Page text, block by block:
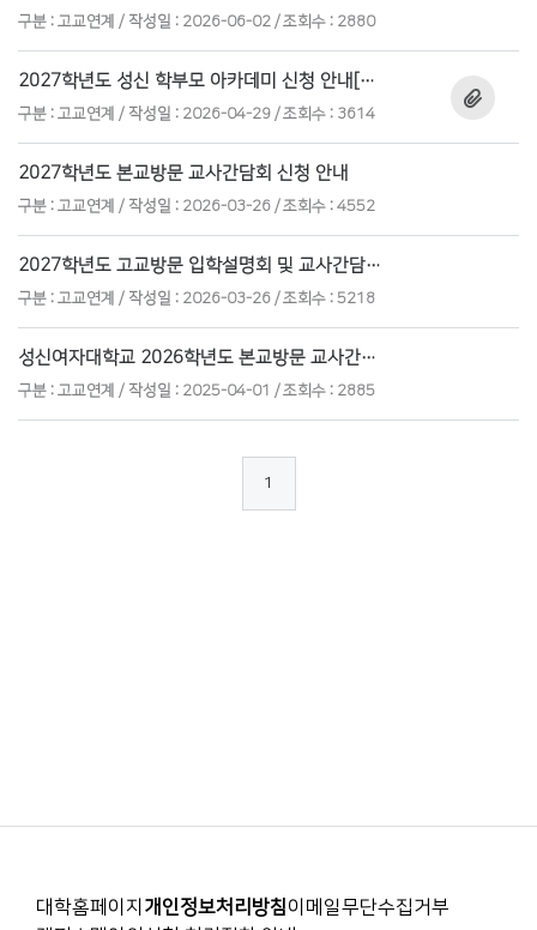
구분 : 고교연계 작성일 : 2026-06-02 / 조회수 : 2880
2027학년도 성신 학부모 아카데미 신청 안내[마감]
구분 : 고교연계 작성일 : 2026-04-29 / 조회수 : 3614
2027학년도 본교방문 교사간담회 신청 안내
구분 : 고교연계 작성일 : 2026-03-26 / 조회수 : 4552
2027학년도 고교방문 입학설명회 및 교사간담회 신청 안내
구분 : 고교연계 작성일 : 2026-03-26 / 조회수 : 5218
성신여자대학교 2026학년도 본교방문 교사간담회 신청 안내
구분 : 고교연계 작성일 : 2025-04-01 / 조회수 : 2885
1
대학홈페이지 개인정보처리방침이메일무단수집거부